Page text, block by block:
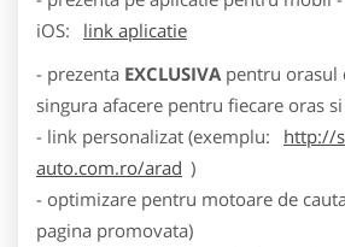
iOS:
link aplicatie
- prezenta EXCLUSIVA pentru orasul
singura afacere pentru fiecare oras
- link personalizat (exemplu:
http://
auto.com.ro/arad )
- optimizare pentru motoare de
pagina promovata)